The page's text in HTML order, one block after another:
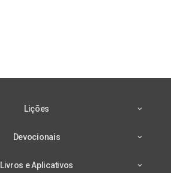
Lições
Devocionais
Livros e Aplicativos